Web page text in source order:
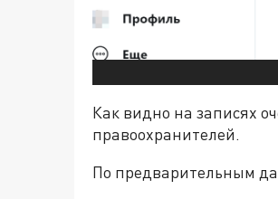
Как видно на записях
правоохранителей.
По предварительным